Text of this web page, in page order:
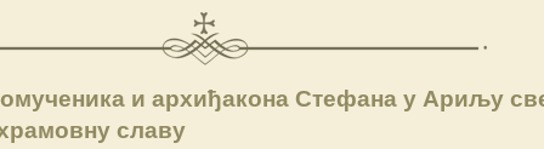
и архиђакона Стефана у Ариљу
славу